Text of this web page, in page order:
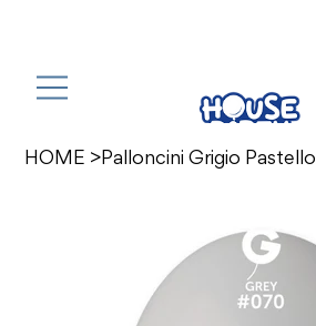
HOME >Palloncini Grigio Pastello